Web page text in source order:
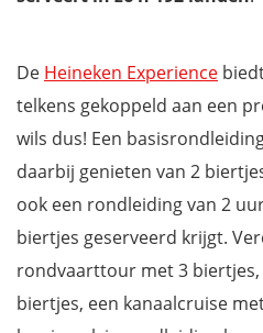
De Heineken Experience
telkens gekoppeld aan een
wils dus! Een
daarbij genieten van 2
ook een rondleiding van 2
biertjes geserveerd krijgt.
rondvaarttour met 3 biertjes,
biertjes, een kanaalcruise